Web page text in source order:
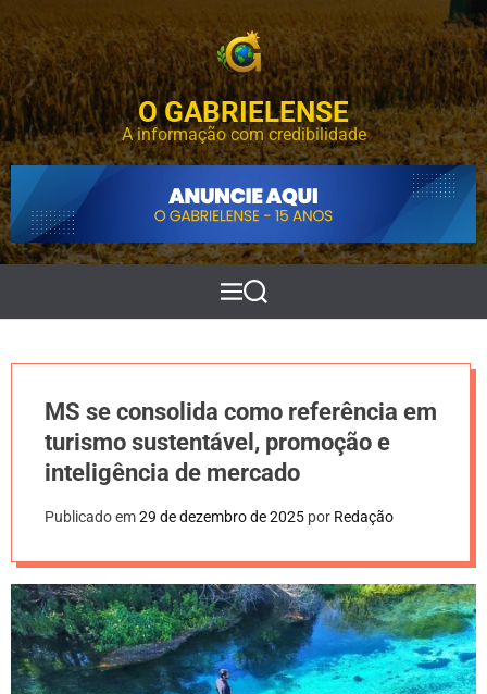
k
p
t
o
c
o
n
t
e
O GABRIELENSE
A informação com credibilidade
M
e
P
e
s
r
MS se consolida como referência em
turismo sustentável, promoção e
inteligência de mercado
Publicado em29 de dezembro de 2025 por Redação